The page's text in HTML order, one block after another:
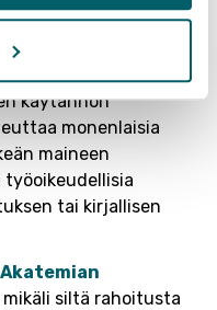
syyllistyneen
tiedevilppiin.
käytännön
monenlaisia
maineen
työoikeudellisia
tai kirjallisen
siltä rahoitusta